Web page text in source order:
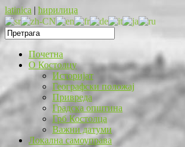
latinica | ћирилица
Почетна
O Костолцу
Историјат
Географски положај
Привреда
Градска општина
Грб Костолца
Важни датуми
Локална самоуправа